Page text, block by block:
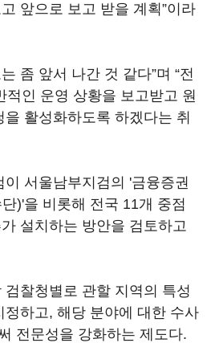
앞으로 보고 받을 계획”이라
좀 앞서 나간 것 같다”며 “전
적인 운영 상황을 보고받고 원
활성화하도록 하겠다는 취
서울남부지검의 '금융증권
)'을 비롯해 전국 11개 중점
설치하는 방안을 검토하고
찰청별로 관할 지역의 특성
정하고, 해당 분야에 대한 수사
전문성을 강화하는 제도다.